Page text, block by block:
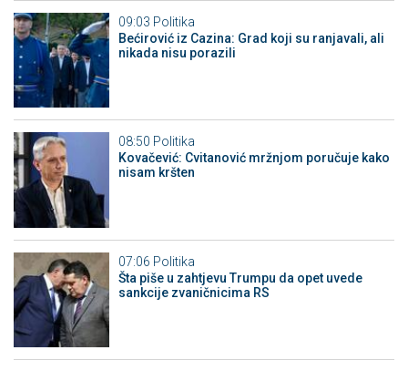
09:03 Politika
Bećirović iz Cazina: Grad koji su ranjavali, ali
nikada nisu porazili
08:50 Politika
Kovačević: Cvitanović mržnjom poručuje kako
nisam kršten
07:06 Politika
Šta piše u zahtjevu Trumpu da opet uvede
sankcije zvaničnicima RS